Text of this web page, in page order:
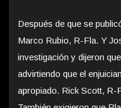
Después de que se
Marco Rubio, R-Fla. Y
investigación y dijeron
advirtiendo que el
apropiado. Rick Scott, R-